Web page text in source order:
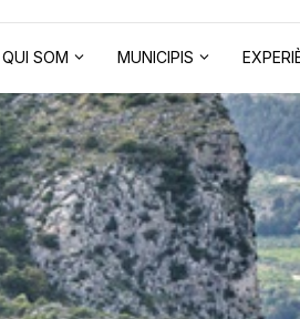
QUI SOM MUNICIPIS